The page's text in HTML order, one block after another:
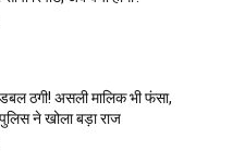
डबल ठगी! असली मालिक भी फंसा,
ने खोला बड़ा राज